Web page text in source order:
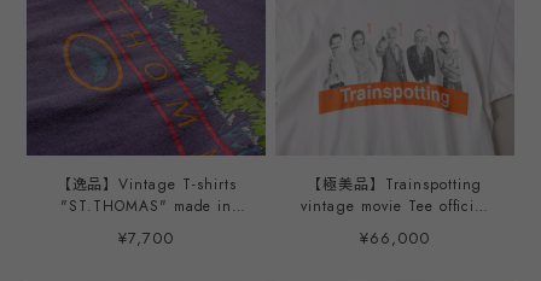
【逸品】Vintage T-shirts
"ST.THOMAS" made in
USA Tee mint condition ／
90年代 ヴィンテージ Tシャ
¥7,700
【極美品】Trainspotting
vintage movie Tee official
made in USA fabrics ／96
年 トレインスポッティング
¥66,000